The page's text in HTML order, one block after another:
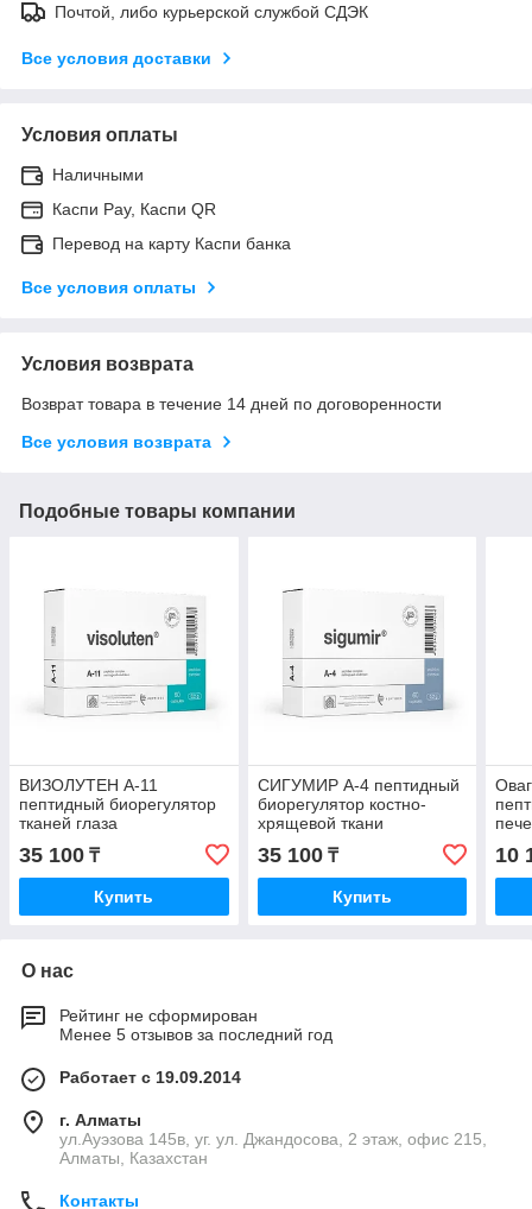
Почтой, либо курьерской службой СДЭК
Все условия доставки
Условия оплаты
Наличными
Каспи Pay, Каспи QR
Перевод на карту Каспи банка
Все условия оплаты
Условия возврата
Возврат товара в течение 14 дней по договоренности
Все условия возврата
Подобные товары компании
ВИЗОЛУТЕН А-11
пептидный биорегулятор
тканей глаза
35 100 ₸
Купить
СИГУМИР А-4 пептидный
биорегулятор костно-
хрящевой ткани
35 100₸
Купить
10
О нас
Рейтинг не сформирован
Менее 5 отзывов за последний год
Работает с 19.09.2014
г. Алматы
ул.Ауэзова 145в, уг. ул. Джандосова, 2 этаж, офис 215,
Алматы, Казахстан
Контакты